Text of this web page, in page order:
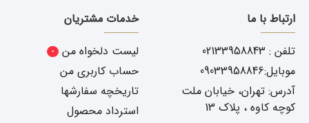
ارتباط با ما
تلفن : 02133958843
موبایل:09033958846
آدرس: تهران، خیابان ملت
کوچه کاوه ، پلاک 13
خدمات مشتریان
لیست دلخواه من
0
حساب کاربری من
تاریخچه سفارشها
استرداد محصول